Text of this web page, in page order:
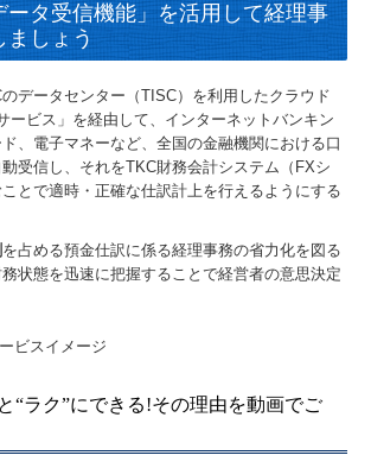
ついて
リシー
ータ受信機能」を活用して経理事
ましょう
データセンター（TISC）を利用したクラウド
ービス」を経由して、インターネットバンキン
、電子マネーなど、全国の金融機関における口
受信し、それをTKC財務会計システム（FXシ
とで適時・正確な仕訳計上を行えるようにする
を占める預金仕訳に係る経理事務の省力化を図る
状態を迅速に把握することで経営者の意思決定
“ラク”にできる!その理由を動画でご